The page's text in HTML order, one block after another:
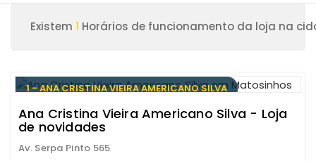
Existem 1 Horários de funcionamento da loja na
1 - ANA CRISTINA VIEIRA AMERICANO SILVA
Ana Cristina Vieira Americano Silva - Loja
de novidades
Av. Serpa Pinto 565